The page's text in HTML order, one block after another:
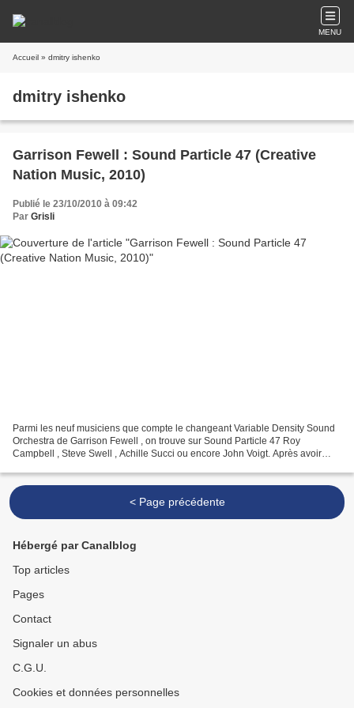
MENU
Accueil » dmitry ishenko
dmitry ishenko
Garrison Fewell : Sound Particle 47 (Creative
Nation Music, 2010)
Publié le 23/10/2010 à 09:42
Par Grisli
Parmi les neuf musiciens que compte le changeant Variable Density Sound
Orchestra de Garrison Fewell , on trouve sur Sound Particle 47 Roy
Campbell , Steve Swell , Achille Succi ou encore John Voigt. Après avoir
< Page précédente
Hébergé par Canalblog
Top articles
Pages
Contact
Signaler un abus
C.G.U.
Cookies et données personnelles